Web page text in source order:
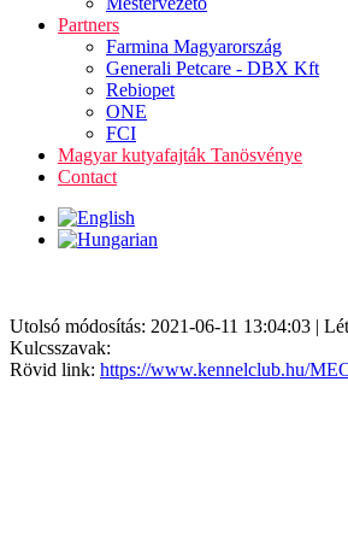
Partners
Farmina Magyarország
Generali Petcare - DBX Kft
Rebiopet
ONE
FCI
Magyar kutyafajták Tanösvénye
Contact
Utolsó módosítás: 2021-06-11 13:04:03 |
Kulcsszavak:
Rövid link: https://www.kennelclub.hu/